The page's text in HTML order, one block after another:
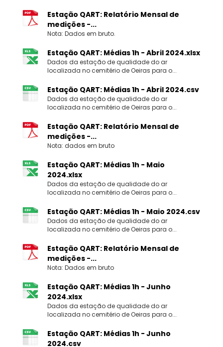
Estação QART: Relatório Mensal de
medições -...
Nota: Dados em bruto.
Estação QART: Médias 1h - Abril 2024.xlsx
Dados da estação de qualidade do ar
localizada no cemitério de Oeiras para o...
Estação QART: Médias 1h - Abril 2024.csv
Dados da estação de qualidade do ar
localizada no cemitério de Oeiras para o...
Estação QART: Relatório Mensal de
medições -...
Nota: dados em bruto
Estação QART: Médias 1h - Maio
2024.xlsx
Dados da estação de qualidade do ar
localizada no cemitério de Oeiras para o...
Estação QART: Médias 1h - Maio 2024.csv
Dados da estação de qualidade do ar
localizada no cemitério de Oeiras para o...
Estação QART: Relatório Mensal de
medições -...
Nota: Dados em bruto
Estação QART: Médias 1h - Junho
2024.xlsx
Dados da estação de qualidade do ar
localizada no cemitério de Oeiras para o...
Estação QART: Médias 1h - Junho
2024.csv